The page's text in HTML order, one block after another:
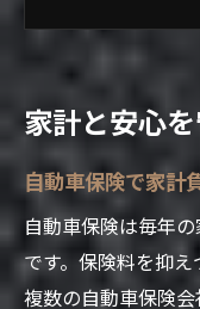
自動車保
自動車保険
ト
自動車保
自動車保
自動車保
口コミを
家計と安心
自動車保険で家計
自動車保険は毎年
です。保険料を抑
複数の自動車保険